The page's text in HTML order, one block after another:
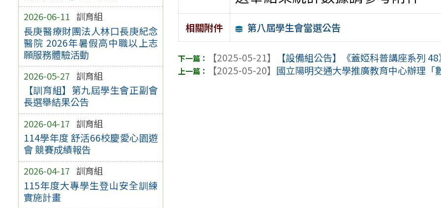
2026-06-11 訓育組
長庚醫療財團法人林口長庚紀念
醫院 2026年暑假高中職以上志
願服務體驗活動
2026-05-27 訓育組
【訓育組】第九屆學生會正副會
長選舉結果公告
2026-04-17 訓育組
114學年度 舒活66校慶愛心園遊
會 競賽成績報告
2026-04-17 訓育組
115年度大專學生登山安全訓練
實施計畫
相關附件 第八屆學生會當選公告
【2025-05-21】
【設備組公告】《蓋婭科普講座系列
【2025-05-20】 國立陽明交通大學推廣教育中心辦理「